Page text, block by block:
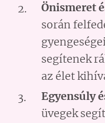
Önismeret
során
segítenek
az élet
Egyensúly
üvegek